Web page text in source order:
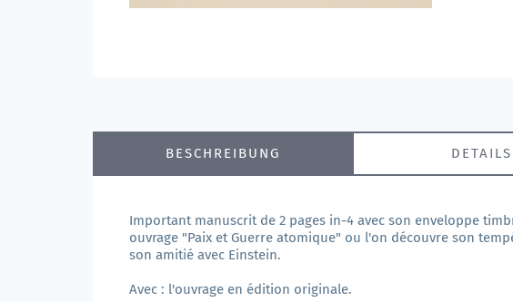
BESCHREIBUNG DETAILS
Important manuscrit de 2 pages in-4 avec son enveloppe
ouvrage "Paix et Guerre atomique" ou l'on découvre son
son amitié avec Einstein.
Avec : l'ouvrage en édition originale.